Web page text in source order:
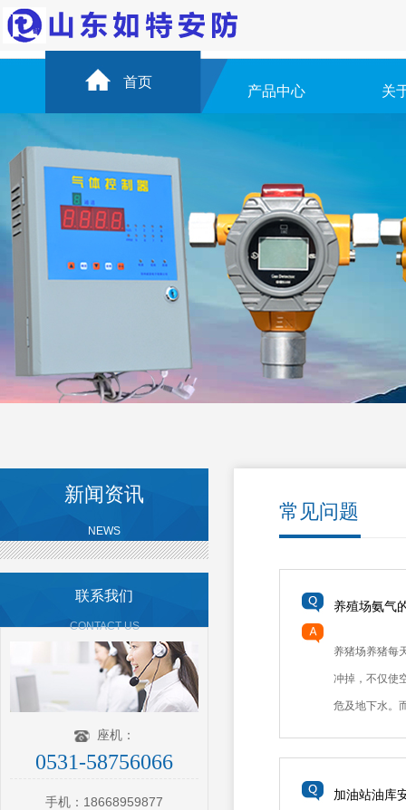
首页
产品中心 关
新闻资讯
NEWS
联系我们
CONTACT US
座机：
0531-58756066
手机：18668959877
常见问题
养殖场氨气
养猪场养猪每
冲掉，不仅使
危及地下水。
加油站油库